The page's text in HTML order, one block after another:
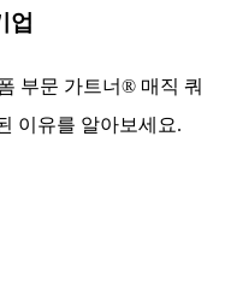
업
부문 가트너® 매직 쿼
이유를 알아보세요.